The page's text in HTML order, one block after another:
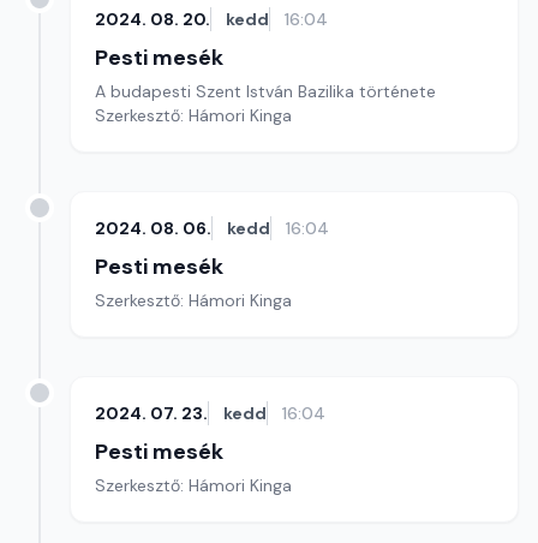
2024. 08. 20. kedd 16:04
Pesti mesék
A budapesti Szent István Bazilika története
Szerkesztő: Hámori Kinga
2024. 08. 06. kedd 16:04
Pesti mesék
Szerkesztő: Hámori Kinga
2024. 07. 23. kedd 16:04
Pesti mesék
Szerkesztő: Hámori Kinga